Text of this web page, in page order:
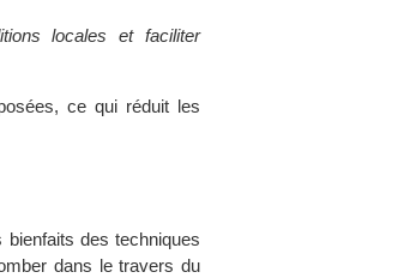
locales et faciliter
ce qui réduit les
des techniques
dans le travers du